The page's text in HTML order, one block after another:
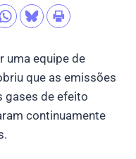
uma equipe de
que as emissões
gases de efeito
continuamente